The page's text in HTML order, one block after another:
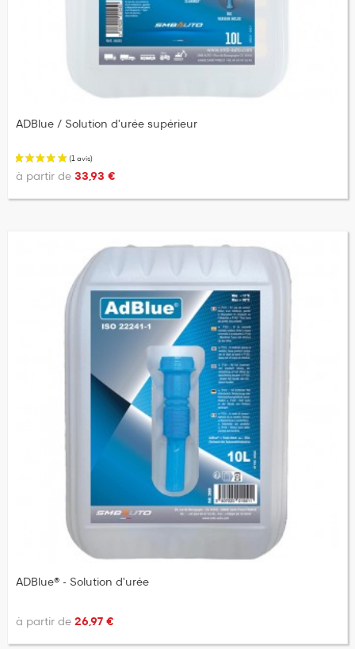
ADBlue / Solution d'urée supérieur
à partir de 33,93 €
ADBlue® - Solution d'urée
à partir de 26,97 €